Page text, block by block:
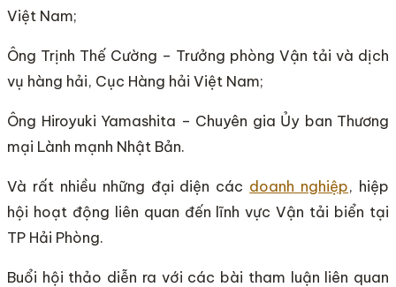
Việt Nam;
Ông Trịnh Thế Cường – Trưởng phòng Vận tải và dịch
vụ hàng hải, Cục Hàng hải Việt Nam;
Ông Hiroyuki Yamashita – Chuyên gia Ủy ban Thương
mại Lành mạnh Nhật Bản.
Và rất nhiều những đại diện các doanh nghiệp, hiệp
hội hoạt động liên quan đến lĩnh vực Vận tải biển tại
TP Hải Phòng.
Buổi hội thảo diễn ra với các bài tham luận liên quan